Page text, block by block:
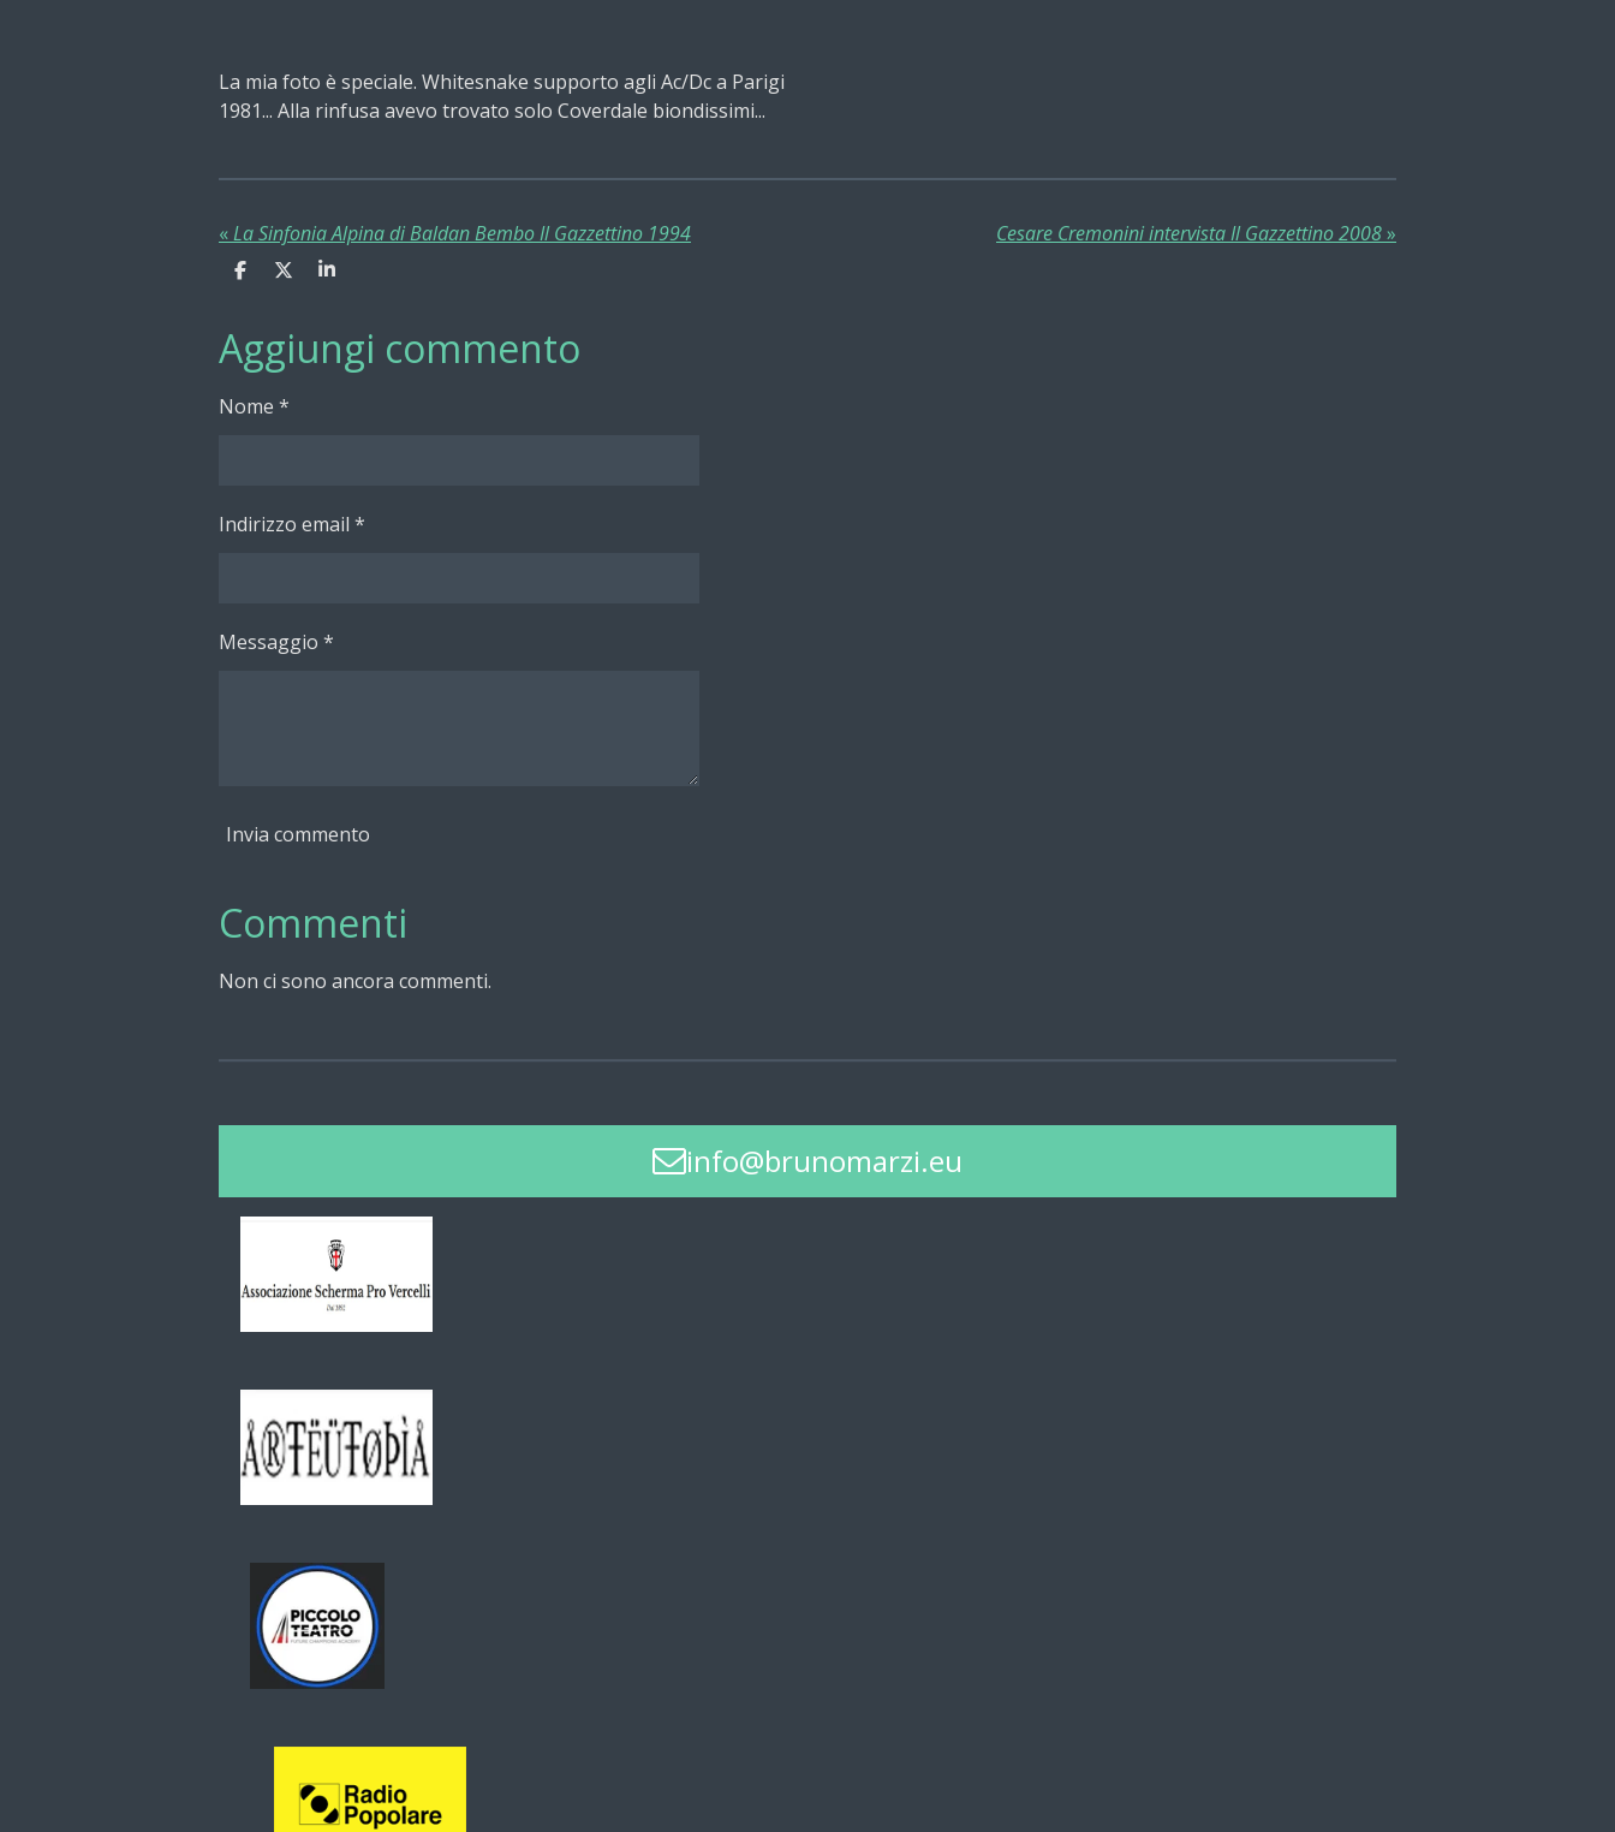
La mia foto è speciale. Whitesnake supporto agli Ac/Dc a Parigi
1981... Alla rinfusa avevo trovato solo Coverdale biondissimi...
«La Sinfonia Alpina di Baldan Bembo Il Gazzettino 1994 Cesare Cremonini intervista Il Gazzettino 2008»
C
i
v
d
C
d
i
v
d
C
i
Aggiungi commento
Nome *
Indirizzo email *
Messaggio *
Invia commento
Commenti
Non ci sono ancora commenti.
info@brunomarzi.eu